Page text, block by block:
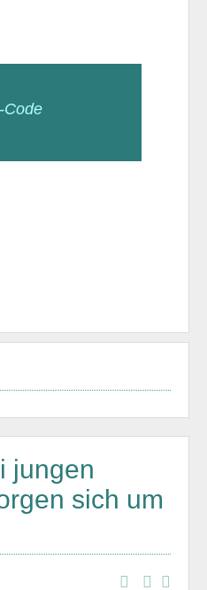
Code
jungen
sich um